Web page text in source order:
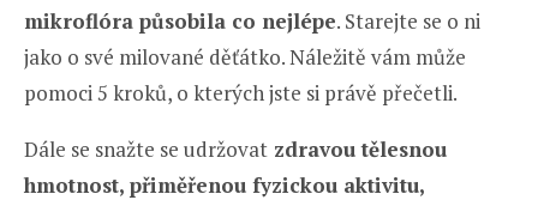
mikroflóra působila co nejlépe. Starejte se o ni
jako o své milované děťátko. Náležitě vám může
pomoci 5 kroků, o kterých jste si právě přečetli.
Dále se snažte se udržovat zdravou tělesnou
hmotnost, přiměřenou fyzickou aktivitu,